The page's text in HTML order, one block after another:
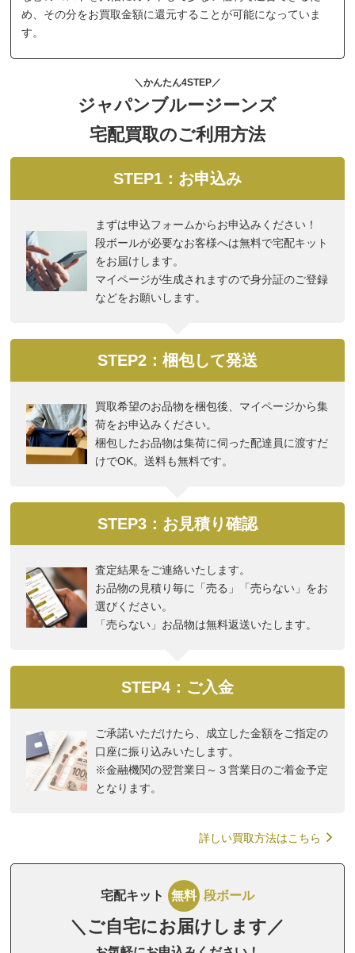
め、その分をお買取金額に還元することが可能になっていま
す。
＼かんたん4STEP／
ジャパンブルージーンズ
宅配買取のご利用方法
STEP1：お申込み
まずは申込フォームからお申込みください！
段ボールが必要なお客様へは無料で宅配キット
をお届けします。
マイページが生成されますので身分証のご登録
などをお願いします。
STEP2：梱包して発送
買取希望のお品物を梱包後、マイページから集
荷をお申込みください。
梱包したお品物は集荷に伺った配達員に渡すだ
けでOK。送料も無料です。
STEP3：お見積り確認
査定結果をご連絡いたします。
お品物の見積り毎に「売る」「売らない」をお
選びください。
「売らない」お品物は無料返送いたします。
STEP4：ご入金
ご承諾いただけたら、成立した金額をご指定の
口座に振り込みいたします。
※金融機関の翌営業日～３営業日のご着金予定
となります。
詳しい買取方法はこちら
宅配キット 無料 段ボール
＼ご自宅にお届けします／